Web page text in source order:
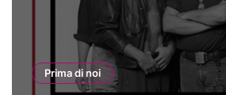
Prima di noi